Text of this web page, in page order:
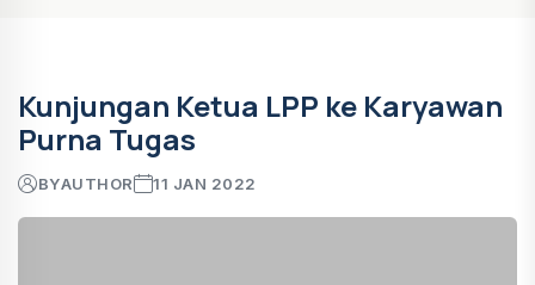
Kunjungan Ketua LPP ke Karyawan
Purna Tugas
BYAUTHOR 11 JAN 2022